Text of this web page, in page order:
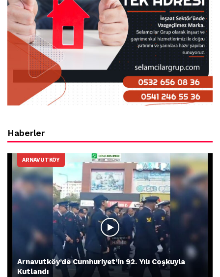
Haberler
ARNAVUTKÖY
Arnavutköy’de Cumhuriyet’in 92. Yılı Coşkuyla
Kutlandı